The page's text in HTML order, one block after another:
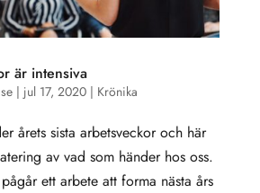
är intensiva
| jul 17, 2020| Krönika
årets sista arbetsveckor och här
av vad som händer hos oss.
ett arbete att forma nästa års